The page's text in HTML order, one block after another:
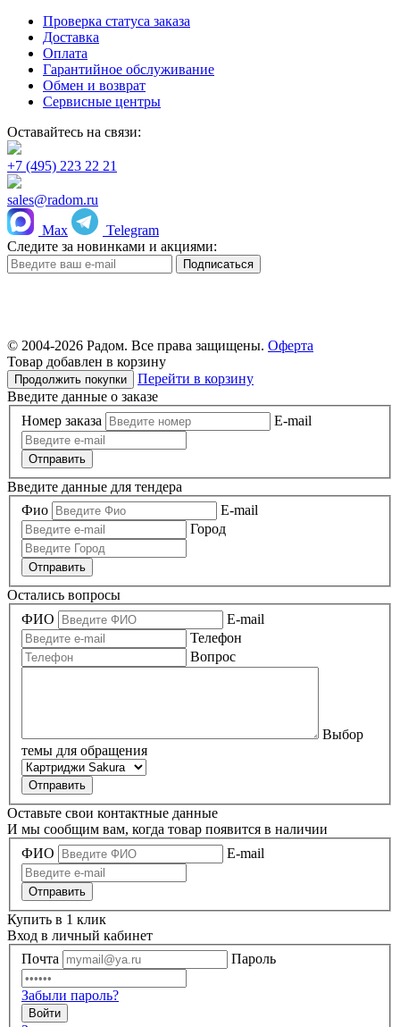
Проверка статуса заказа
Доставка
Оплата
Гарантийное обслуживание
Обмен и возврат
Сервисные центры
Оставайтесь на связи:
+7 (495) 223 22 21
sales@radom.ru
Max
Telegram
Следите за новинками и акциями:
© 2004-2026 Радом. Все права защищены. Оферта
Товар добавлен в корзину
Продолжить покупки
Перейти в корзину
Введите данные о заказе
Номер заказа
E-mail
Отправить
Введите данные для тендера
Фио
E-mail
Город
Отправить
Остались вопросы
ФИО
E-mail
Телефон
Вопрос
Выбор
темы для обращения
Оставьте свои контактные данные
И мы сообщим вам, когда товар появится в наличии
ФИО
E-mail
Купить в 1 клик
Вход в личный кабинет
Почта
Пароль
Забыли пароль?